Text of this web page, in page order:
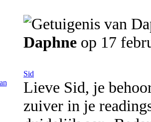
Daphne op 17
Sid
Lieve Sid, je
zuiver in je